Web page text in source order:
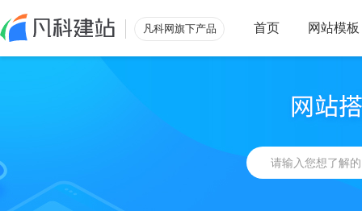
凡科网旗下产品 首页 网站模板